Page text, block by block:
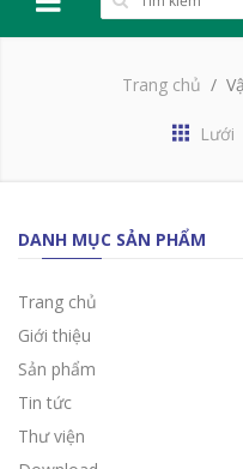
Trang chủ
Lưới
DANH MỤC SẢN PHẨM
Trang chủ
Giới thiệu
Sản phẩm
Tin tức
Thư viện